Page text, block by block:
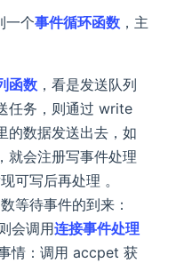
一个事件循环函数 ，主
函数 ，看是发送队列
任务，则通过 write
的数据发送出去，如
就会注册写事件处理
可写后再处理 。
等待事件的到来：
会调用连接事件处理
情：调用 accpet 获